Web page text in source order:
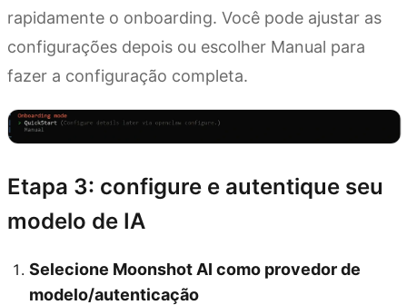
rapidamente o onboarding. Você pode ajustar as
configurações depois ou escolher Manual para
fazer a configuração completa.
Etapa 3: configure e autentique seu
modelo de IA
Selecione Moonshot AI como provedor de
modelo/autenticação